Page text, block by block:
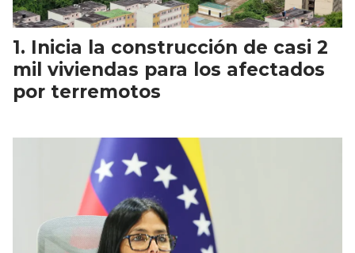
Inicia la construcción de casi 2
mil viviendas para los afectados
por terremotos